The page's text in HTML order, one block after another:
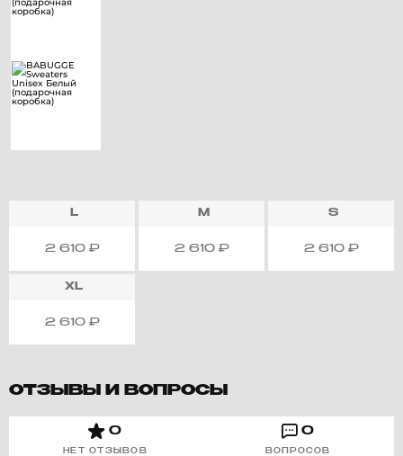
L
2 610 ₽
M
2 610 ₽
S
2 610 ₽
XL
2 610 ₽
ОТЗЫВЫ И ВОПРОСЫ
0
НЕТ ОТЗЫВОВ
0
ВОПРОСОВ